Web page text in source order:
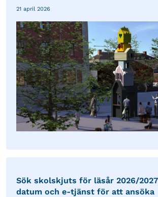
21 april 2026
Sök skolskjuts för läsår 2026/
datum och e-tjänst för att ansöka